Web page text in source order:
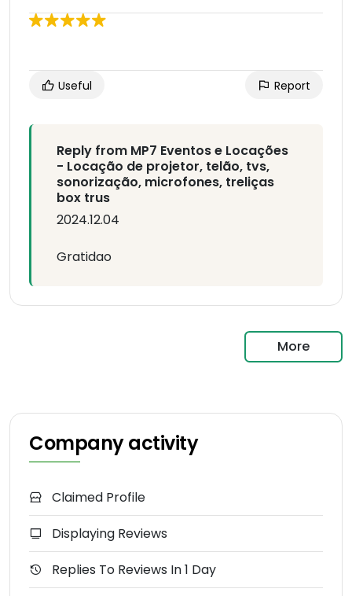
Useful Report
Reply from MP7 Eventos e Locações
- Locação de projetor, telão, tvs,
sonorização, microfones, treliças
box trus
2024.12.04
Gratidao
More
Company activity
Claimed Profile
Displaying Reviews
Replies To Reviews In 1 Day